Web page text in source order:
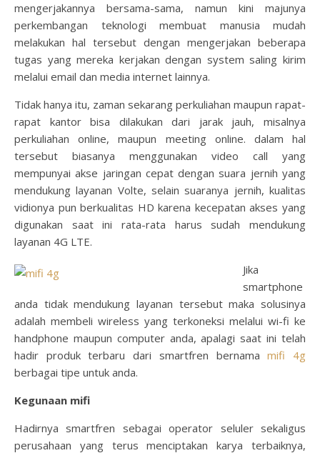
mengerjakannya bersama-sama, namun kini majunya
perkembangan teknologi membuat manusia mudah
melakukan hal tersebut dengan mengerjakan beberapa
tugas yang mereka kerjakan dengan system saling kirim
melalui email dan media internet lainnya.
Tidak hanya itu, zaman sekarang perkuliahan maupun rapat-
rapat kantor bisa dilakukan dari jarak jauh, misalnya
perkuliahan online, maupun meeting online. dalam hal
tersebut biasanya menggunakan video call yang
mempunyai akse jaringan cepat dengan suara jernih yang
mendukung layanan Volte, selain suaranya jernih, kualitas
vidionya pun berkualitas HD karena kecepatan akses yang
digunakan saat ini rata-rata harus sudah mendukung
layanan 4G LTE.
Jika
smartphone
anda tidak mendukung layanan tersebut maka solusinya
adalah membeli wireless yang terkoneksi melalui wi-fi ke
handphone maupun computer anda, apalagi saat ini telah
hadir produk terbaru dari smartfren bernamamifi 4g
berbagai tipe untuk anda.
Kegunaan mifi
Hadirnya smartfren sebagai operator seluler sekaligus
perusahaan yang terus menciptakan karya terbaiknya,